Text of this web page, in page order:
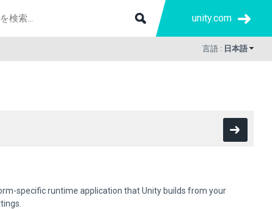
unity.com
言語 : 日本語
specific runtime application that Unity builds from your